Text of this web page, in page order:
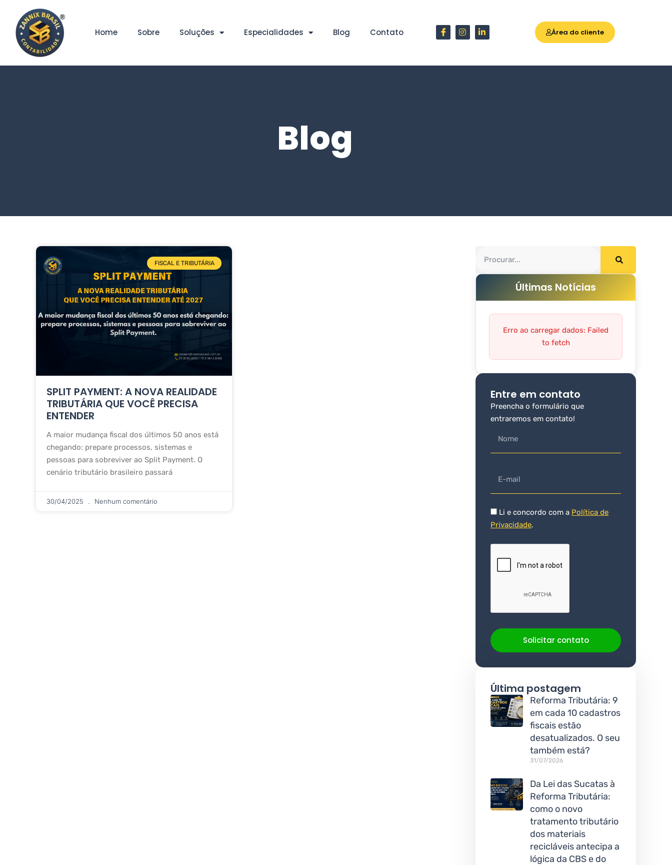
Home Sobre Soluções Especialidades Blog Contato Área do cliente
Blog
FISCAL E TRIBUTÁRIA
SPLIT PAYMENT: A NOVA REALIDADE
TRIBUTÁRIA QUE VOCÊ PRECISA
ENTENDER
A maior mudança fiscal dos últimos 50 anos está
chegando: prepare processos, sistemas e
pessoas para sobreviver ao Split Payment. O
cenário tributário brasileiro passará
30/04/2025 Nenhum comentário
Últimas Notícias
Erro ao carregar dados: Failed
to fetch
Entre em contato
Preencha o formulário que
entraremos em contato!
Li e concordo com a Política de
Privacidade.
Solicitar contato
Última postagem
Reforma Tributária: 9
em cada 10 cadastros
fiscais estão
desatualizados. O seu
também está?
31/07/2026
Da Lei das Sucatas à
Reforma Tributária:
como o novo
tratamento tributário
dos materiais
recicláveis antecipa a
lógica da CBS e do